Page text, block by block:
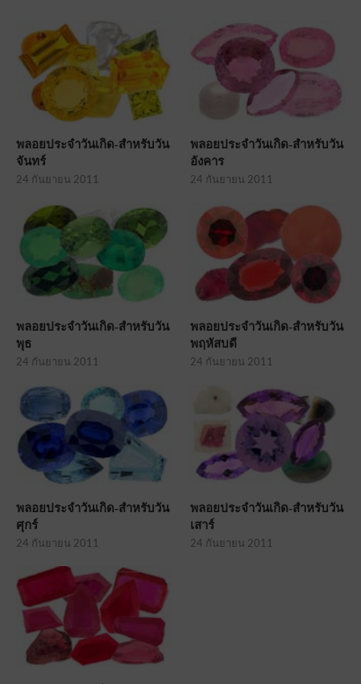
พลอยประจำวันเกิด-สำหรับวัน
จันทร์
24 กันยายน 2011
พลอยประจำวันเกิด-สำหรับวัน
อังคาร
24 กันยายน 2011
พลอยประจำวันเกิด-สำหรับวัน
พุธ
24 กันยายน 2011
พลอยประจำวันเกิด-สำหรับวัน
พฤหัสบดี
24 กันยายน 2011
พลอยประจำวันเกิด-สำหรับวัน
ศุกร์
24 กันยายน 2011
พลอยประจำวันเกิด-สำหรับวัน
เสาร์
24 กันยายน 2011